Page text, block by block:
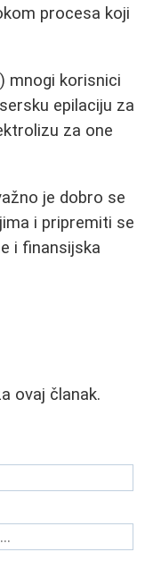
procesa koji
mnogi korisnici
epilaciju za
za one
je dobro se
i pripremiti se
i finansijska
ovaj članak.